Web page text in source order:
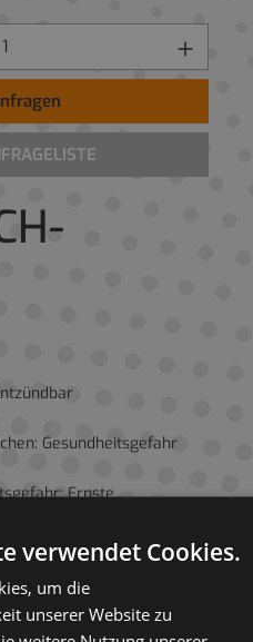
Gesundheitsgefahr
Ernste
verwendet Cookies.
um die
unserer Website zu